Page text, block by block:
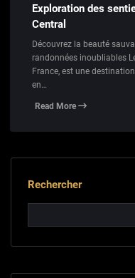
Exploration des
Central
Découvrez la beauté
randonnées inoubliables
France, est une
en…
Read More
Rechercher